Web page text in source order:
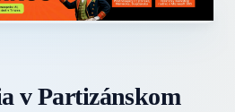
v Partizánskom